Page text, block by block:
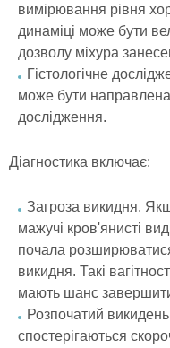
вимірювання рівня
динаміці може бути
дозволу міхура
Гістологічне
може бути
дослідження.
Діагностика включає:
Загроза викидня.
мажучі кров'янисті
почала
викидня. Такі
мають шанс
Розпочатий
спостерігаються